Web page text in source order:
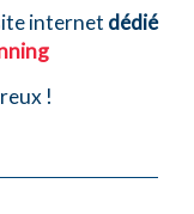
internet dédié
!